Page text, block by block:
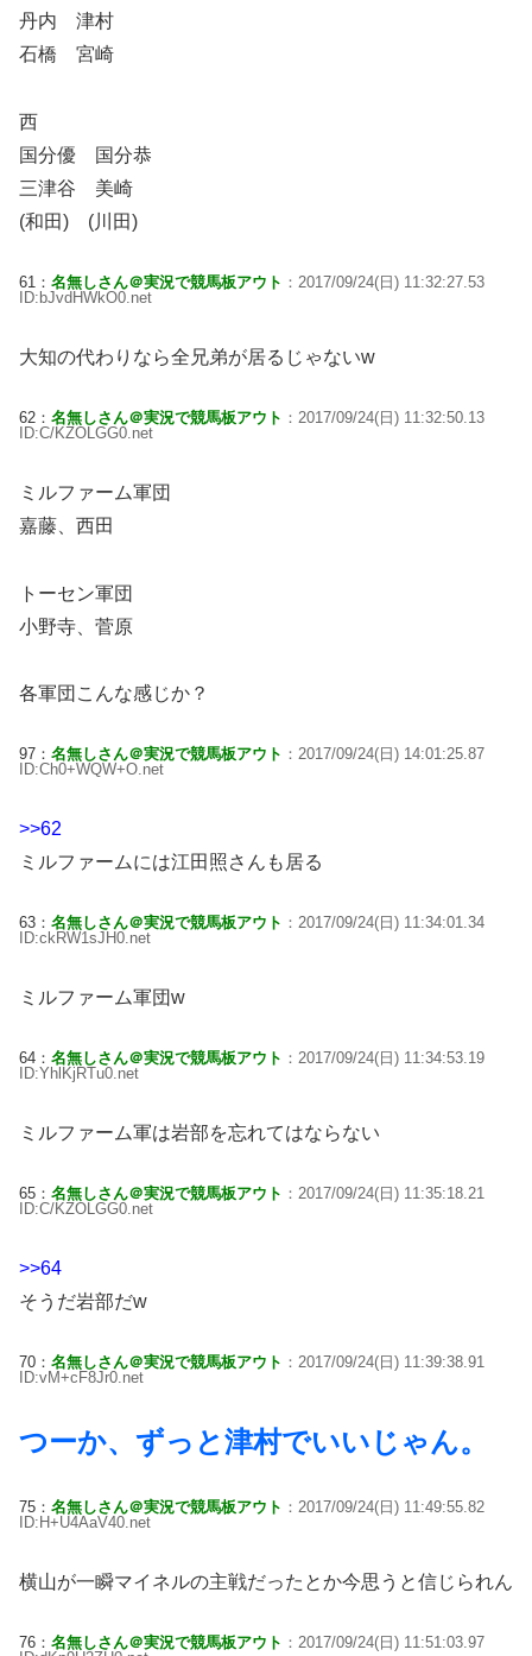
丹内 津村
石橋 宮崎
西
国分優 国分恭
三津谷 美崎
(和田) (川田)
61： 名無しさん＠実況で競馬板アウト ：2017/09/24(日) 11:32:27.53
ID:bJvdHWkO0.net
大知の代わりなら全兄弟が居るじゃないw
62： 名無しさん＠実況で競馬板アウト ：2017/09/24(日) 11:32:50.13
ID:C/KZOLGG0.net
ミルファーム軍団
嘉藤、西田
トーセン軍団
小野寺、菅原
各軍団こんな感じか？
97： 名無しさん＠実況で競馬板アウト ：2017/09/24(日) 14:01:25.87
ID:Ch0+WQW+O.net
>>62
ミルファームには江田照さんも居る
63： 名無しさん＠実況で競馬板アウト ：2017/09/24(日) 11:34:01.34
ID:ckRW1sJH0.net
ミルファーム軍団w
64： 名無しさん＠実況で競馬板アウト ：2017/09/24(日) 11:34:53.19
ID:YhlKjRTu0.net
ミルファーム軍は岩部を忘れてはならない
65： 名無しさん＠実況で競馬板アウト ：2017/09/24(日) 11:35:18.21
ID:C/KZOLGG0.net
>>64
そうだ岩部だw
70： 名無しさん＠実況で競馬板アウト ：2017/09/24(日) 11:39:38.91
ID:vM+cF8Jr0.net
つーか、ずっと津村でいいじゃん。
75： 名無しさん＠実況で競馬板アウト ：2017/09/24(日) 11:49:55.82
ID:H+U4AaV40.net
横山が一瞬マイネルの主戦だったとか今思うと信じられん
76： 名無しさん＠実況で競馬板アウト ：2017/09/24(日) 11:51:03.97